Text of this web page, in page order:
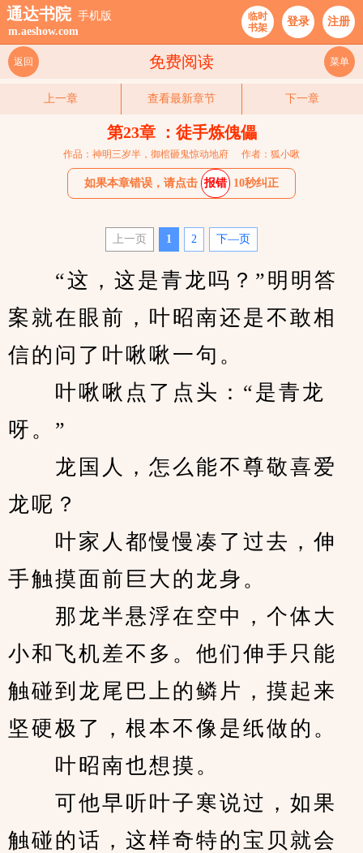
通达书院 手机版
m.aeshow.com
临时
书架
登录 注册
免费阅读
返回 菜单
上一章 查看最新章节 下一章
第23章 ：徒手炼傀儡
作品：神明三岁半，御棺砸鬼惊动地府 作者：狐小啾
如果本章错误，请点击 报错 10秒纠正
上一页 1 2 下—页
“这，这是青龙吗？”明明答
案就在眼前，叶昭南还是不敢相
信的问了叶啾啾一句。
叶啾啾点了点头：“是青龙
呀。”
龙国人，怎么能不尊敬喜爱
龙呢？
叶家人都慢慢凑了过去，伸
手触摸面前巨大的龙身。
那龙半悬浮在空中，个体大
小和飞机差不多。他们伸手只能
触碰到龙尾巴上的鳞片，摸起来
坚硬极了，根本不像是纸做的。
叶昭南也想摸。
可他早听叶子寒说过，如果
触碰的话，这样奇特的宝贝就会